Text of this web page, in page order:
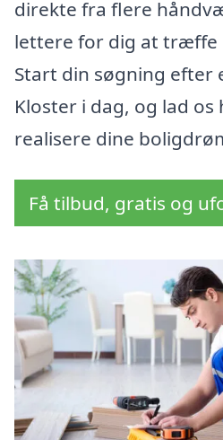
direkte fra flere
lettere for dig at træffe
Start din søgning efter
Kloster i dag, og lad
realisere dine
Få tilbud, gratis og